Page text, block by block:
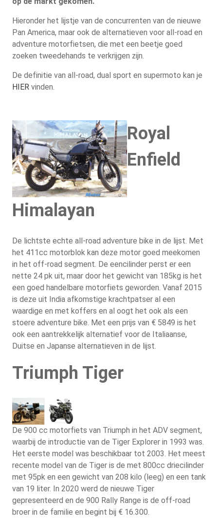
Hieronder het lijstje van de concurrenten van de nieuwe
Pan America, maar ook de alternatieven voor all-road en
adventure motorfietsen, die met een beetje goed
zoeken tweedehands te verkrijgen zijn.
De definitie van all-road, dual sport en supermoto kan je
HIER vinden.
Royal
Enfield
Himalayan
De lichtste echte all-road adventure bike in de lijst. Met
het 411cc motorblok kan deze motor goed meekomen
in het off-road segment. De eencilinder perst er een
nette 24 pk uit, maar door het gewicht van 185kg is het
een goed handelbare motorfiets geworden. Vanaf 2015
is deze uit India afkomstige krachtpatser al een
waardige en met koffers en al oogt het ook als een
stoere adventure bike. Met een prijs van € 5849 is het
ook een aantrekkelijk alternatief voor de Italiaanse,
Duitse en Japanse alternatieven in de lijst.
Triumph Tiger
De 900 cc motorfiets van Triumph in het ADV segment,
waarbij de introductie van de Tiger Explorer in 1993 was.
Het eerste model was beschikbaar tot 2003. Het meest
recente model van de Tiger is de met 800cc driecilinder
met 95pk en een gewicht van 208 kilo (leeg) en een tank
van 19 liter. In 2020 werd de nieuwe Tiger
gepresenteerd en de 900 Rally Range is de off-road
broer in de familie en begint bij € 16.300.